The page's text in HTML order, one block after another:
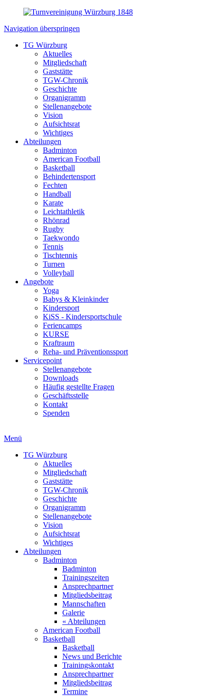
Navigation überspringen
TG Würzburg
Aktuelles
Mitgliedschaft
Gaststätte
TGW-Chronik
Geschichte
Organigramm
Stellenangebote
Vision
Aufsichtsrat
Wichtiges
Abteilungen
Badminton
American Football
Basketball
Behindertensport
Fechten
Handball
Karate
Leichtathletik
Rhönrad
Rugby
Taekwondo
Tennis
Tischtennis
Turnen
Volleyball
Angebote
Yoga
Babys & Kleinkinder
Kindersport
KiSS - Kindersportschule
Feriencamps
KURSE
Kraftraum
Reha- und Präventionssport
Servicepoint
Stellenangebote
Downloads
Häufig gestellte Fragen
Geschäftsstelle
Kontakt
Spenden
Menü
TG Würzburg
Aktuelles
Mitgliedschaft
Gaststätte
TGW-Chronik
Geschichte
Organigramm
Stellenangebote
Vision
Aufsichtsrat
Wichtiges
Abteilungen
Badminton
Badminton
Trainingszeiten
Ansprechpartner
Mitgliedsbeitrag
Mannschaften
Galerie
« Abteilungen
American Football
Basketball
Basketball
News und Berichte
Trainingskontakt
Ansprechpartner
Mitgliedsbeitrag
Termine